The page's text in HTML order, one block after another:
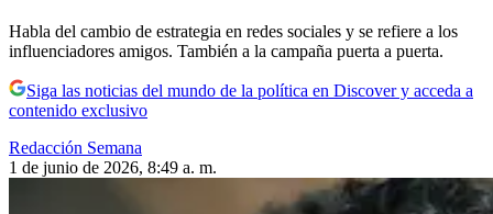
Habla del cambio de estrategia en redes sociales y se refiere a los
influenciadores amigos. También a la campaña puerta a puerta.
Siga las noticias del mundo de la política en Discover y acceda a
contenido exclusivo
Redacción Semana
1 de junio de 2026, 8:49 a. m.